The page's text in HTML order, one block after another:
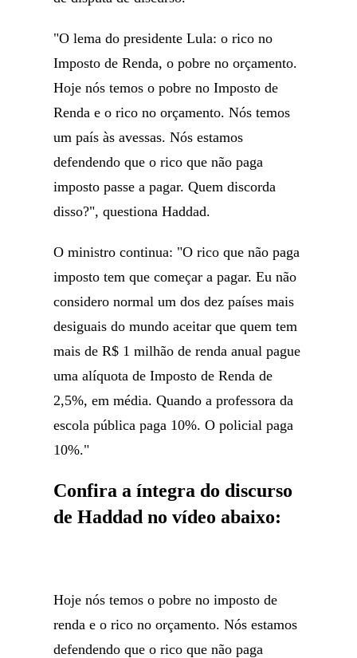
"O lema do presidente Lula: o rico no
Imposto de Renda, o pobre no orçamento.
Hoje nós temos o pobre no Imposto de
Renda e o rico no orçamento. Nós temos
um país às avessas. Nós estamos
defendendo que o rico que não paga
imposto passe a pagar. Quem discorda
disso?", questiona Haddad.
O ministro continua: "O rico que não paga
imposto tem que começar a pagar. Eu não
considero normal um dos dez países mais
desiguais do mundo aceitar que quem tem
mais de R$ 1 milhão de renda anual pague
uma alíquota de Imposto de Renda de
2,5%, em média. Quando a professora da
escola pública paga 10%. O policial paga
10%."
Confira a íntegra do discurso
de Haddad no vídeo abaixo:
Hoje nós temos o pobre no imposto de
renda e o rico no orçamento. Nós estamos
defendendo que o rico que não paga